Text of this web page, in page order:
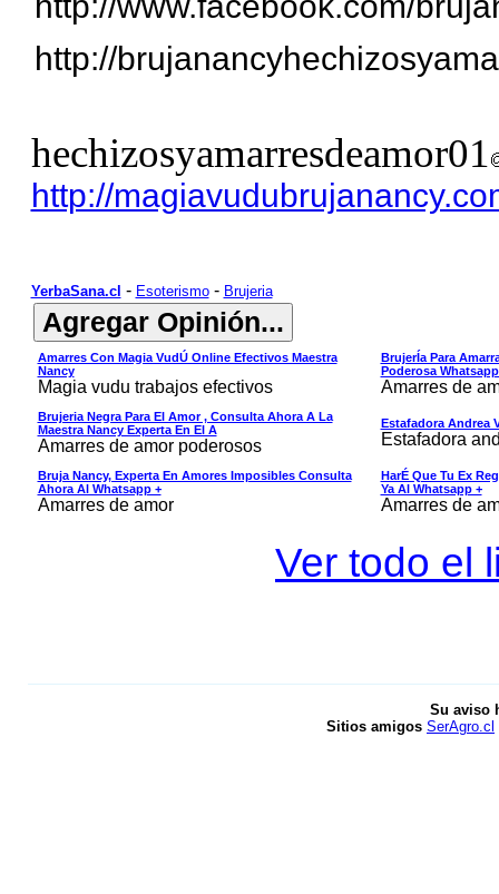
http://
hechizosyamarresdeamor01
http://
YerbaSana.cl - Esoterismo- Brujeria
Amarres Con Magia VudÚ Online Efectivos Maestra
Nancy
Magia vudu trabajos efectivos
BrujerÍa Para
Poderosa
Amarres de
Brujeria Negra Para El Amor , Consulta Ahora A La
Maestra Nancy Experta En El A
Amarres de amor poderosos
Estafadora Andrea
Estafadora
Bruja Nancy, Experta En Amores Imposibles Consulta
Ahora Al Whatsapp +
Amarres de amor
HarÉ Que Tu Ex
Ya Al Whatsapp +
Amarres de
Ver todo el
Su aviso
Sitios amigos SerAgro.cl